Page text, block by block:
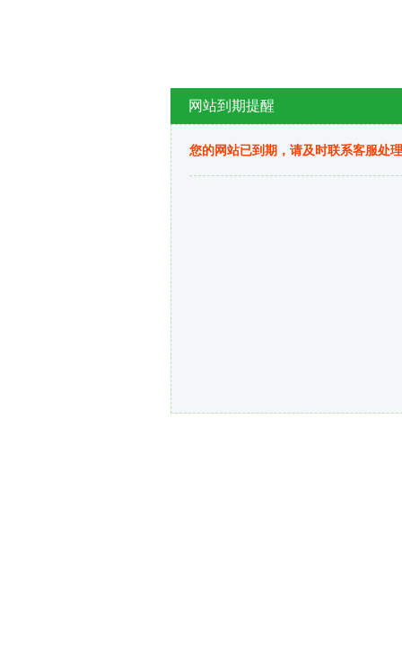
网站到期提醒
您的网站已到期，请及时联系客服处理